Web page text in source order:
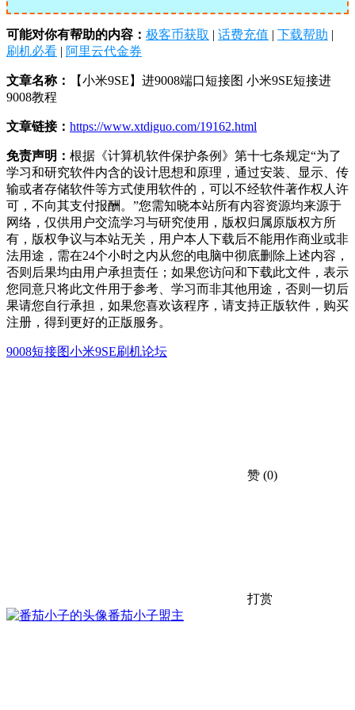
可能对你有帮助的内容： 极客币获取 | 话费充值 | 下载帮助 |
刷机必看 | 阿里云代金券
文章名称：
【小米9SE】进9008端口短接图 小米9SE短接进
9008教程
文章链接： https://www.xtdiguo.com/19162.html
免责声明： 根据《计算机软件保护条例》第十七条规定“为了
学习和研究软件内含的设计思想和原理，通过安装、显示、传
输或者存储软件等方式使用软件的，可以不经软件著作权人许
可，不向其支付报酬。”您需知晓本站所有内容资源均来源于
网络，仅供用户交流学习与研究使用，版权归属原版权方所
有，版权争议与本站无关，用户本人下载后不能用作商业或非
法用途，需在24个小时之内从您的电脑中彻底删除上述内容，
否则后果均由用户承担责任；如果您访问和下载此文件，表示
您同意只将此文件用于参考、学习而非其他用途，否则一切后
果请您自行承担，如果您喜欢该程序，请支持正版软件，购买
注册，得到更好的正版服务。
9008短接图小米9SE刷机论坛
赞 (0)
打赏
番茄小子盟主